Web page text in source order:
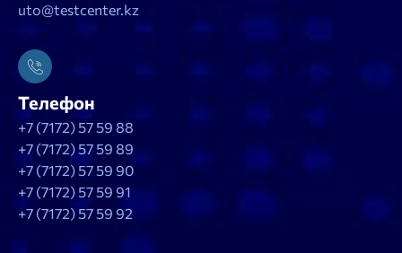
uto@testcenter.kz
Телефон
+7 (7172) 57 59 88
+7 (7172) 57 59 89
+7 (7172) 57 59 90
+7 (7172) 57 59 91
+7 (7172) 57 59 92